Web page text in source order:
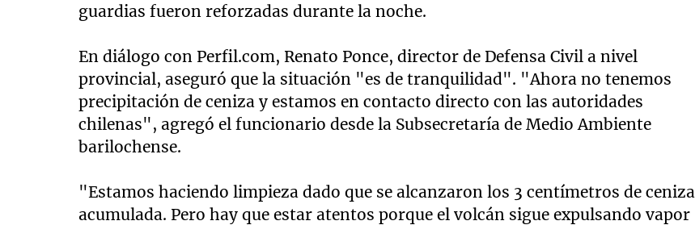
guardias fueron reforzadas durante la noche.
En diálogo con Perfil.com, Renato Ponce, director de Defensa Civil a nivel
provincial, aseguró que la situación "es de tranquilidad". "Ahora no tenemos
precipitación de ceniza y estamos en contacto directo con las autoridades
chilenas", agregó el funcionario desde la Subsecretaría de Medio Ambiente
barilochense.
"Estamos haciendo limpieza dado que se alcanzaron los 3 centímetros de ceniza
acumulada. Pero hay que estar atentos porque el volcán sigue expulsando vapor